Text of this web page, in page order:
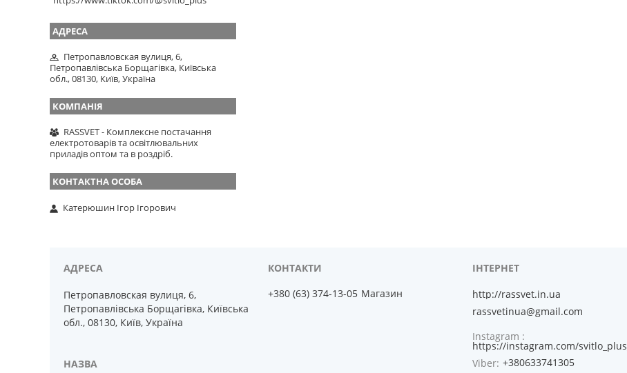
Петропавловская вулиця, 6,
Петропавлівська Борщагівка, Київська
обл., 08130, Київ, Україна
RASSVET - Комплексне постачання
електротоварів та освітлювальних
приладів оптом та в роздріб.
Катерюшин Ігор Ігорович
Петропавловская вулиця, 6,
Петропавлівська Борщагівка, Київська
обл., 08130, Київ, Україна
+380 (63) 374-13-05 Магазин
http://rassvet.in.ua
rassvetinua@gmail.com
Instagram
https://instagram.com/svitlo_plus_
Viber +380633741305